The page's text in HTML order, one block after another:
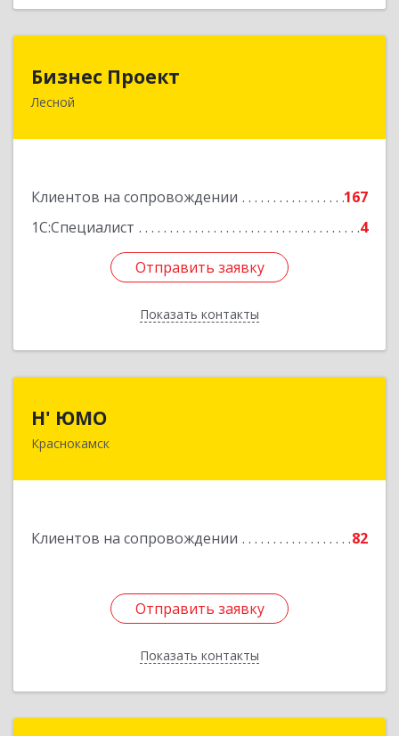
Бизнес Проект
Лесной
Клиентов на сопровождении
167
1С:Специалист
4
Отправить заявку
Показать контакты
624200, Свердловская обл, Лесной г, Сиротина
Отправить заявку
Назад
Н' ЮМО
Краснокамск
Клиентов на сопровождении 82
Отправить заявку
Показать контакты
617060, Пермский край, Краснокамский р-н,
Подробнее
Отправить заявку
Назад